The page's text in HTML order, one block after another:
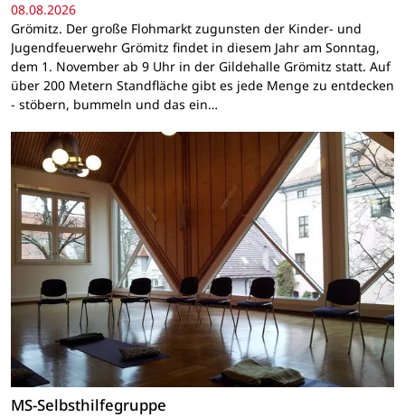
08.08.2026
Grömitz. Der große Flohmarkt zugunsten der Kinder- und
Jugendfeuerwehr Grömitz findet in diesem Jahr am Sonntag,
dem 1. November ab 9 Uhr in der Gildehalle Grömitz statt. Auf
über 200 Metern Standfläche gibt es jede Menge zu entdecken
- stöbern, bummeln und das ein…
MS-Selbsthilfegruppe